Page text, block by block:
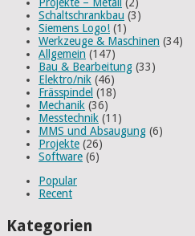
Schaltschrankbau (3)
Siemens Logo! (1)
Werkzeuge & Maschinen (34)
Allgemein (147)
Bau & Bearbeitung (33)
Elektro/nik (46)
Frässpindel (18)
Mechanik (36)
Messtechnik (11)
MMS und Absaugung (6)
Projekte (26)
Software (6)
Popular
Recent
Kategorien